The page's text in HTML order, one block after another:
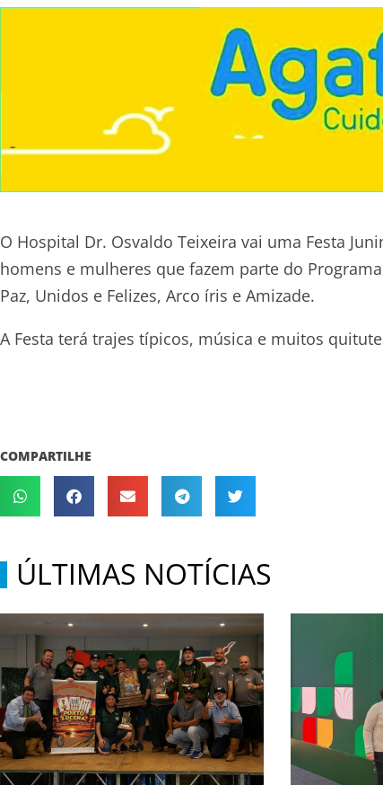
O Hospital Dr. Osvaldo Teixeira vai uma Festa
homens e mulheres que fazem parte do
Paz, Unidos e Felizes, Arco íris e Amizade.
A Festa terá trajes típicos, música e muitos
COMPARTILHE
ÚLTIMAS NOTÍCIAS